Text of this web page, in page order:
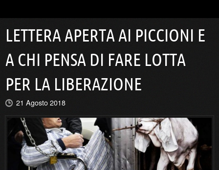
LETTERA APERTA AI PICCIONI E
A CHI PENSA DI FARE LOTTA
PER LA LIBERAZIONE
21 Agosto 2018